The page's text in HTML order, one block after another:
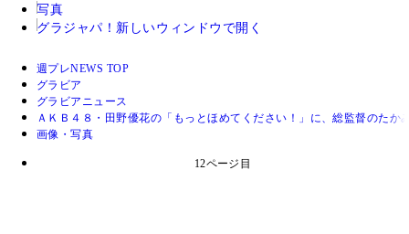
写真
グラジャパ！ 新しいウィンドウで開く
週プレNEWS TOP
グラビア
グラビアニュース
ＡＫＢ４８・田野優花の「もっとほめてください！」に、総監督のたか
画像・写真
12ページ目